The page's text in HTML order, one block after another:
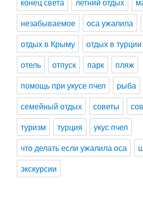
незабываемое
оса ужалила
отдых в Крыму
отдых в
отель
отпуск парк
пляж
помощь при укусе пчел
рыба
семейный отдых
советы
туризм
турция
укус пчел
что делать если ужалила оса
экскурсии